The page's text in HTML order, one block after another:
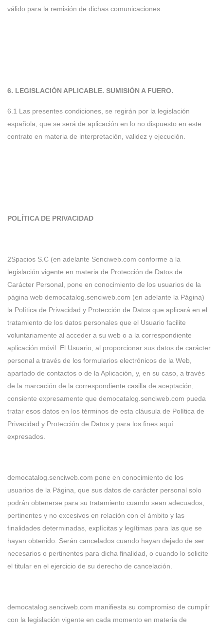
válido para la remisión de dichas comunicaciones.
6. LEGISLACIÓN APLICABLE. SUMISIÓN A FUERO.
6.1 Las presentes condiciones, se regirán por la legislación
española, que se será de aplicación en lo no dispuesto en este
contrato en materia de interpretación, validez y ejecución.
POLÍTICA DE PRIVACIDAD
2Spacios S.C (en adelante Senciweb.com conforme a la
legislación vigente en materia de Protección de Datos de
Carácter Personal, pone en conocimiento de los usuarios de la
página web democatalog.senciweb.com (en adelante la Página)
la Política de Privacidad y Protección de Datos que aplicará en el
tratamiento de los datos personales que el Usuario facilite
voluntariamente al acceder a su web o a la correspondiente
aplicación móvil. El Usuario, al proporcionar sus datos de carácter
personal a través de los formularios electrónicos de la Web,
apartado de contactos o de la Aplicación, y, en su caso, a través
de la marcación de la correspondiente casilla de aceptación,
consiente expresamente que democatalog.senciweb.com pueda
tratar esos datos en los términos de esta cláusula de Política de
Privacidad y Protección de Datos y para los fines aquí
expresados.
democatalog.senciweb.com pone en conocimiento de los
usuarios de la Página, que sus datos de carácter personal solo
podrán obtenerse para su tratamiento cuando sean adecuados,
pertinentes y no excesivos en relación con el ámbito y las
finalidades determinadas, explícitas y legítimas para las que se
hayan obtenido. Serán cancelados cuando hayan dejado de ser
necesarios o pertinentes para dicha finalidad, o cuando lo solicite
el titular en el ejercicio de su derecho de cancelación.
democatalog.senciweb.com manifiesta su compromiso de cumplir
con la legislación vigente en cada momento en materia de